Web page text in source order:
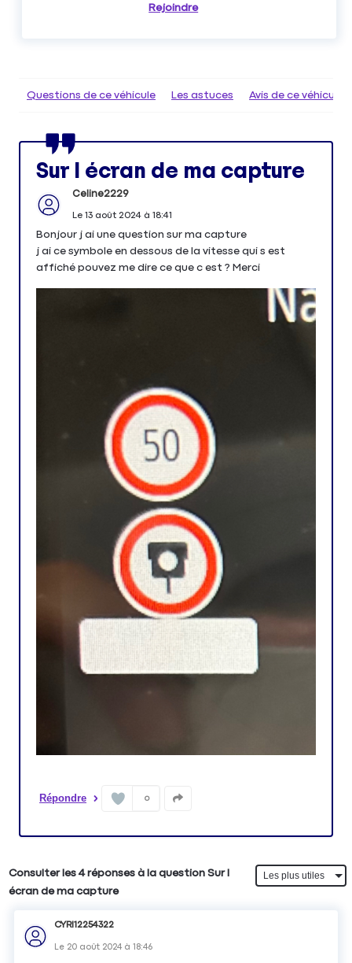
Rejoindre
Questions de ce véhicule Les astuces Avis de ce véhicule
Sur l écran de ma capture
Celine2229
Le 13 août 2024à 18:41
Bonjour j ai une question sur ma capture
j ai ce symbole en dessous de la vitesse qui s est
affiché pouvez me dire ce que c est ? Merci
Répondre 0
Consulter les 4 réponses à la question Sur l
écran de ma capture
CYRI12254322
Le 20 août 2024 à18:46